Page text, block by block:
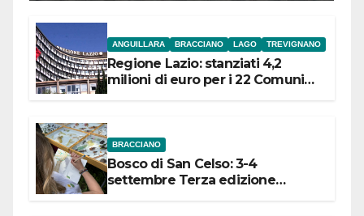
ANGUILLARA BRACCIANO LAGO TREVIGNANO
Regione Lazio: stanziati 4,2
milioni di euro per i 22 Comuni
BRACCIANO
Bosco di San Celso: 3-4
settembre Terza edizione